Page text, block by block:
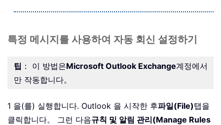
특정 메시지를 사용하여 자동 회신 설정하기
팁 ： 이 방법은Microsoft Outlook Exchange계정에서
만 작동합니다。
1 을(를) 실행합니다. Outlook 을 시작한 후파일(File)탭을
클릭합니다。 그런 다음규칙 및 알림 관리(Manage Rules